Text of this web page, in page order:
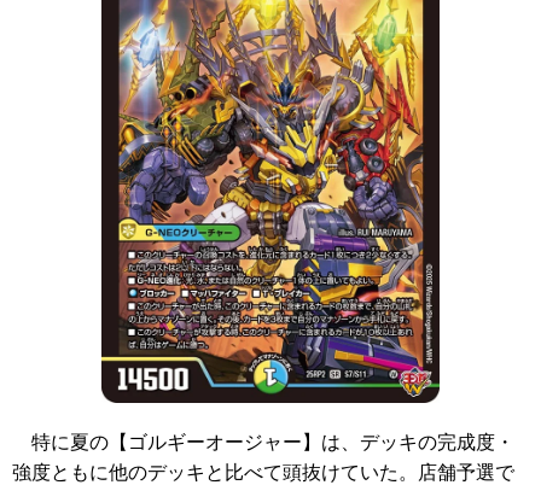
特に夏の【ゴルギーオージャー】は、デッキの完成度・
強度ともに他のデッキと比べて頭抜けていた。店舗予選で